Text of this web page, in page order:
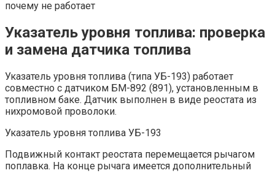
Указатель уровня топлива: проверка
и замена датчика топлива
Указатель уровня топлива (типа УБ-193) работает
совместно с датчиком БМ-892 (891), установленным в
топливном баке. Датчик выполнен в виде реостата из
нихромовой проволоки.
Указатель уровня топлива УБ-193
Подвижный контакт реостата перемещается рычагом
поплавка. На конце рычага имеется дополнительный